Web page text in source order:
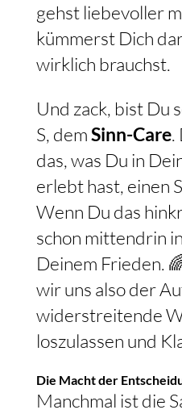
gehst liebevoller
kümmerst Dich
wirklich brauchst.
Und zack, bist Du
S, demSinn-Care.
das, was Du in
erlebt hast, einen
Wenn Du das
schon mittendrin
Deinem Frieden.
wir uns also der
widerstreitende
loszulassen und
Die Macht der
Manchmal ist die